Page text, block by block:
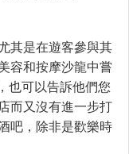
其是在遊客參與其
容和按摩沙龍中嘗
也可以告訴他們您
而又沒有進一步打
吧，除非是歡樂時